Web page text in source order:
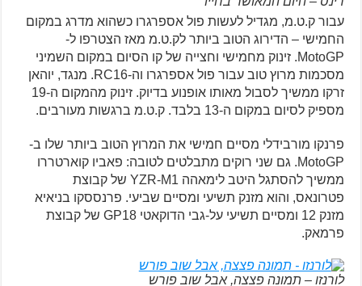
עבור ק.ט.מ, מגדיל לעשות פול אספרגרו כשהוא מדרג במקום
החמישי – הדירוג הטוב ביותר לק.ט.מ מאז הצטרפו ל-
MotoGP. זינוק מחמישי וחצייה של קו הסיום במקום השמיני
מסכמות מרוץ טוב עבור פול אספרגרו וה-RC16. מנגד, יוהאן
זרקו ממשיך לסבול מאותו אופנוע בדיוק. זינוק מהמקום ה-19
מספיק לסיום במקום ה-13 בלבד. ק.ט.מ ברגשות מעורבים.
פרנקו מורבידלי מסיים חמישי את המרוץ הטוב ביותר שלו ב-
MotoGP. גם שני רוקים מתבלטים לטובה: פאביו קוארטררו
ממשיך להסתגל היטב לימאהה YZR-M1 של קבוצת
פטרונאס, והוא מזנק תשיעי ומסיים שביעי. פרנססקו בניאיא
מזנק 12 ומסיים תשיעי על-גבי הדוקאטי GP18 של קבוצת
פרמאק.
לורנזו – תמונה פצצה, אבל שוב פורש